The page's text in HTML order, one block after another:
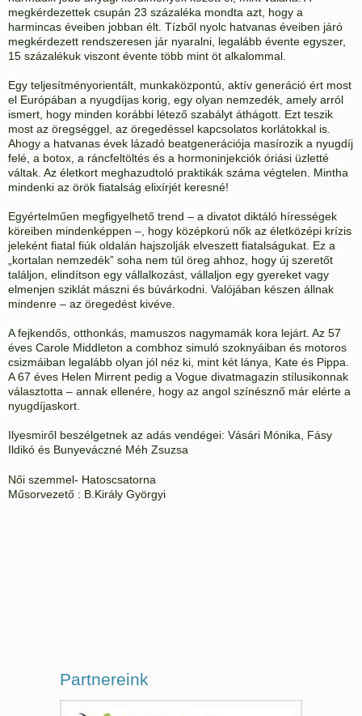
megkérdezettek csupán 23 százaléka mondta azt, hogy a
harmincas éveiben jobban élt. Tízből nyolc hatvanas éveiben járó
megkérdezett rendszeresen jár nyaralni, legalább évente egyszer,
15 százalékuk viszont évente több mint öt alkalommal.
Egy teljesítményorientált, munkaközpontú, aktív generáció ért most
el Európában a nyugdíjas korig, egy olyan nemzedék, amely arról
ismert, hogy minden korábbi létező szabályt áthágott. Ezt teszik
most az öregséggel, az öregedéssel kapcsolatos korlátokkal is.
Ahogy a hatvanas évek lázadó beatgenerációja masírozik a nyugdíj
felé, a botox, a ráncfeltöltés és a hormoninjekciók óriási üzletté
váltak. Az életkort meghazudtoló praktikák száma végtelen. Mintha
mindenki az örök fiatalság elixírjét keresné!
Egyértelműen megfigyelhető trend – a divatot diktáló hírességek
köreiben mindenképpen –, hogy középkorú nők az életközépi krízis
jeleként fiatal fiúk oldalán hajszolják elveszett fiatalságukat. Ez a
„kortalan nemzedék” soha nem túl öreg ahhoz, hogy új szeretőt
találjon, elindítson egy vállalkozást, vállaljon egy gyereket vagy
elmenjen sziklát mászni és búvárkodni. Valójában készen állnak
mindenre – az öregedést kivéve.
A fejkendős, otthonkás, mamuszos nagymamák kora lejárt. Az 57
éves Carole Middleton a combhoz simuló szoknyáiban és motoros
csizmáiban legalább olyan jól néz ki, mint két lánya, Kate és Pippa.
A 67 éves Helen Mirrent pedig a Vogue divatmagazin stílusikonnak
választotta – annak ellenére, hogy az angol színésznő már elérte a
nyugdíjaskort.
Ilyesmiről beszélgetnek az adás vendégei: Vásári Mónika, Fásy
Ildikó és Bunyeváczné Méh Zsuzsa
Női szemmel- Hatoscsatorna
Műsorvezető : B.Király Györgyi
Partnereink